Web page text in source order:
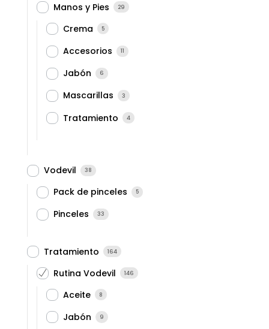
Manos y Pies 29
Crema 5
Accesorios 11
Jabón 6
Mascarillas 3
Tratamiento 4
Vodevil 38
Pack de pinceles 5
Pinceles 33
Tratamiento 164
Rutina Vodevil 146
Aceite 8
Jabón 9